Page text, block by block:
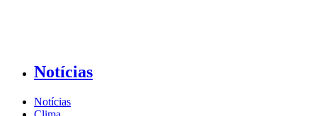
Notícias
Notícias